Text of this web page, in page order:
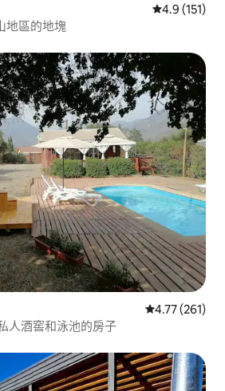
從 151 則評
4.9 (151)
地區的地塊
從 261 則評價
4.77 (261)
人酒窖和泳池的房子